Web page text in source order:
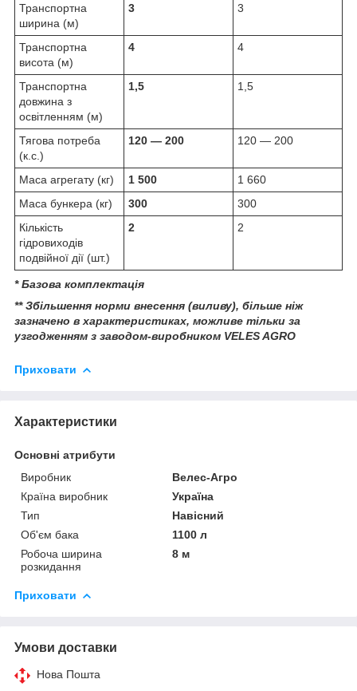
Транспортна
ширина (м)
3 3
Транспортна
висота (м)
4 4
Транспортна
довжина з
освітленням (м)
1,5 1,5
Тягова потреба
(к.с.)
120 — 200 120 — 200
Маса агрегату (кг) 1 500
1 660
Маса бункера (кг)
300
300
Кількість
гідровиходів
подвійної дії (шт.)
2 2
* Базова комплектація
** Збільшення норми внесення (виливу), більше ніж
зазначено в характеристиках, можливе тільки за
узгодженням з заводом-виробником VELES AGRO
Приховати
Характеристики
Основні атрибути
Виробник
Велес-Агро
Країна виробник
Україна
Тип
Навісний
Об'єм бака
1100 л
Робоча ширина
розкидання
8 м
Приховати
Умови доставки
Нова Пошта